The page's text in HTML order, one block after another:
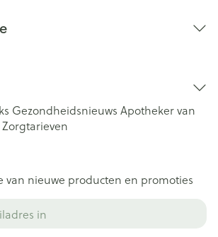
Gezondheidsnieuws Apotheker van
Zorgtarieven
van nieuwe producten en promoties